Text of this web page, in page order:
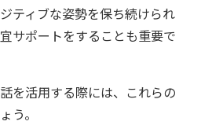
ティブな姿勢を保ち続けられ
サポートをすることも重要で
を活用する際には、これらの
う。